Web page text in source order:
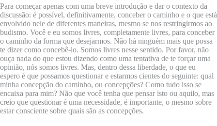
Para começar apenas com uma breve introdução e dar o contexto da
discussão: é possível, definitivamente, conceber o caminho e o que está
envolvido nele de diferentes maneiras, mesmo se nos restringirmos ao
budismo. Você e eu somos livres, completamente livres, para conceber
o caminho da forma que desejarmos. Não há ninguém mais que possa
te dizer como concebê-lo. Somos livres nesse sentido. Por favor, não
ouça nada do que estou dizendo como uma tentativa de te forçar uma
opinião, nós somos livres. Mas, dentro dessa liberdade, o que eu
espero é que possamos questionar e estarmos cientes do seguinte: qual
minha concepção do caminho, ou concepções? Como tudo isso se
encaixa para mim? Não que você tenha que pensar isto ou aquilo, mas
creio que questionar é uma necessidade, é importante, o mesmo sobre
estar consciente sobre quais são as concepções.